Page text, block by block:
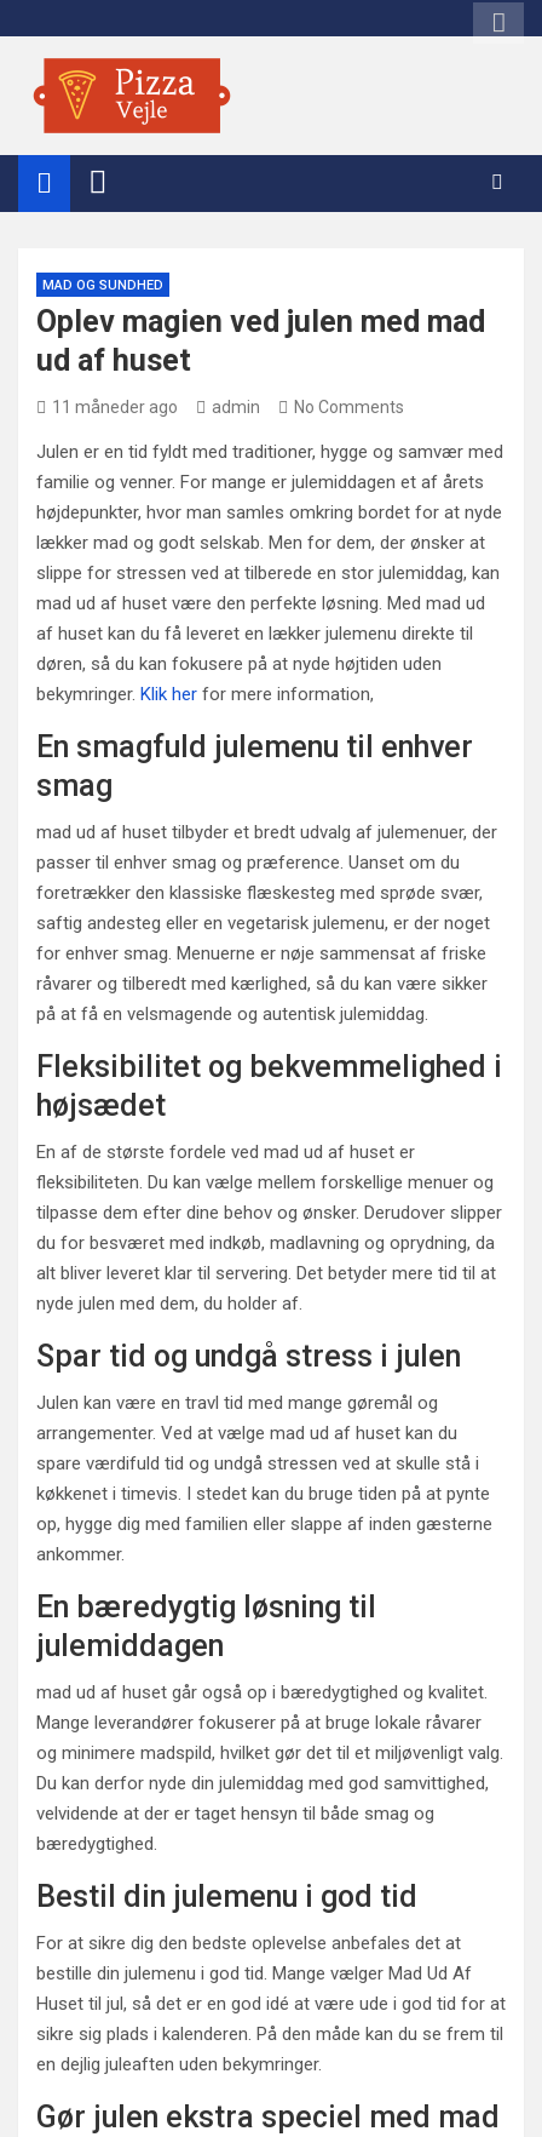
to
content
Pizza Vejle
MAD OG SUNDHED
Oplev magien ved julen med mad
ud af huset
11 måneder ago admin No Comments
Julen er en tid fyldt med traditioner, hygge og samvær med
familie og venner. For mange er julemiddagen et af årets
højdepunkter, hvor man samles omkring bordet for at nyde
lækker mad og godt selskab. Men for dem, der ønsker at
slippe for stressen ved at tilberede en stor julemiddag, kan
mad ud af huset være den perfekte løsning. Med mad ud
af huset kan du få leveret en lækker julemenu direkte til
døren, så du kan fokusere på at nyde højtiden uden
bekymringer. Klik her for mere information,
En smagfuld julemenu til enhver
smag
mad ud af huset tilbyder et bredt udvalg af julemenuer, der
passer til enhver smag og præference. Uanset om du
foretrækker den klassiske flæskesteg med sprøde svær,
saftig andesteg eller en vegetarisk julemenu, er der noget
for enhver smag. Menuerne er nøje sammensat af friske
råvarer og tilberedt med kærlighed, så du kan være sikker
på at få en velsmagende og autentisk julemiddag.
Fleksibilitet og bekvemmelighed i
højsædet
En af de største fordele ved mad ud af huset er
fleksibiliteten. Du kan vælge mellem forskellige menuer og
tilpasse dem efter dine behov og ønsker. Derudover slipper
du for besværet med indkøb, madlavning og oprydning, da
alt bliver leveret klar til servering. Det betyder mere tid til at
nyde julen med dem, du holder af.
Spar tid og undgå stress i julen
Julen kan være en travl tid med mange gøremål og
arrangementer. Ved at vælge mad ud af huset kan du
spare værdifuld tid og undgå stressen ved at skulle stå i
køkkenet i timevis. I stedet kan du bruge tiden på at pynte
op, hygge dig med familien eller slappe af inden gæsterne
ankommer.
En bæredygtig løsning til
julemiddagen
mad ud af huset går også op i bæredygtighed og kvalitet.
Mange leverandører fokuserer på at bruge lokale råvarer
og minimere madspild, hvilket gør det til et miljøvenligt valg.
Du kan derfor nyde din julemiddag med god samvittighed,
velvidende at der er taget hensyn til både smag og
bæredygtighed.
Bestil din julemenu i god tid
For at sikre dig den bedste oplevelse anbefales det at
bestille din julemenu i god tid. Mange vælger Mad Ud Af
Huset til jul, så det er en god idé at være ude i god tid for at
sikre sig plads i kalenderen. På den måde kan du se frem til
en dejlig juleaften uden bekymringer.
Gør julen ekstra speciel med mad